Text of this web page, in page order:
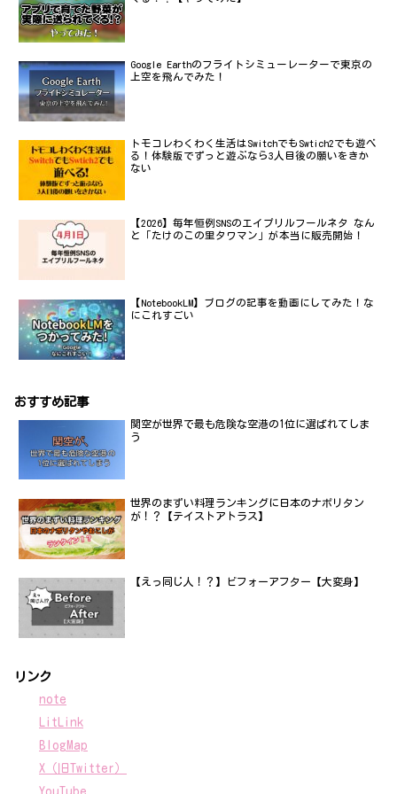
Google Earthのフライトシミューレーターで東京の
上空を飛んでみた！
トモコレわくわく生活はSwitchでもSwtich2でも遊べ
る！体験版でずっと遊ぶなら3人目後の願いをきか
ない
【2026】毎年恒例SNSのエイプリルフールネタ なん
と「たけのこの里タワマン」が本当に販売開始！
【NotebookLM】ブログの記事を動画にしてみた！な
にこれすごい
おすすめ記事
関空が世界で最も危険な空港の1位に選ばれてしま
う
世界のまずい料理ランキングに日本のナポリタン
が！？【テイストアトラス】
【えっ同じ人！？】ビフォーアフター【大変身】
リンク
note
LitLink
BlogMap
X（旧Twitter）